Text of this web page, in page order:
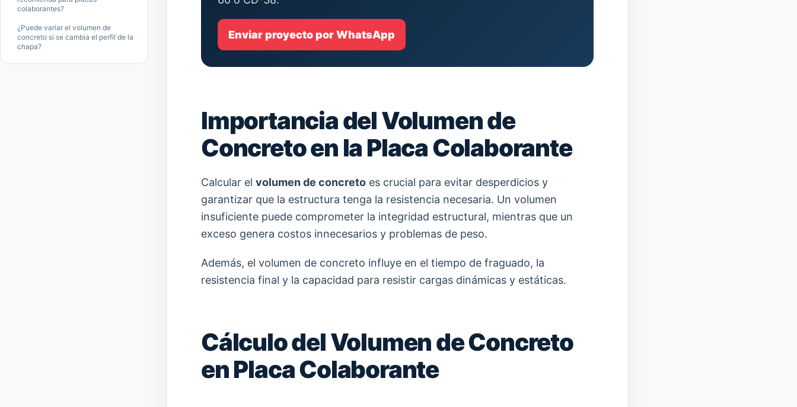
colaborantes?
¿Puede variar el volumen de
concreto si se cambia el perfil de la
chapa?
Enviar proyecto por WhatsApp
Importancia del Volumen de
Concreto en la Placa Colaborante
Calcular el volumen de concreto es crucial para evitar desperdicios y
garantizar que la estructura tenga la resistencia necesaria. Un volumen
insuficiente puede comprometer la integridad estructural, mientras que un
exceso genera costos innecesarios y problemas de peso.
Además, el volumen de concreto influye en el tiempo de fraguado, la
resistencia final y la capacidad para resistir cargas dinámicas y estáticas.
Cálculo del Volumen de Concreto
en Placa Colaborante